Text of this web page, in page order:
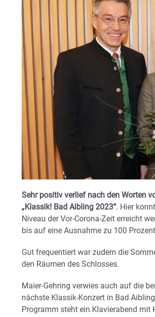
Sehr positiv verlief nach den Worten
„Klassik! Bad Aibling 2023“. Hier
Niveau der Vor-Corona-Zeit erreicht
bis auf eine Ausnahme zu 100
Gut frequentiert war zudem die
den Räumen des Schlosses.
Maier-Gehring verwies auch auf die
nächste Klassik-Konzert in Bad
Programm steht ein Klavierabend mit